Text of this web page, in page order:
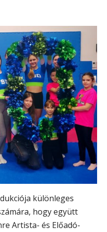
különleges
hogy együtt
Artista- és Előadó-